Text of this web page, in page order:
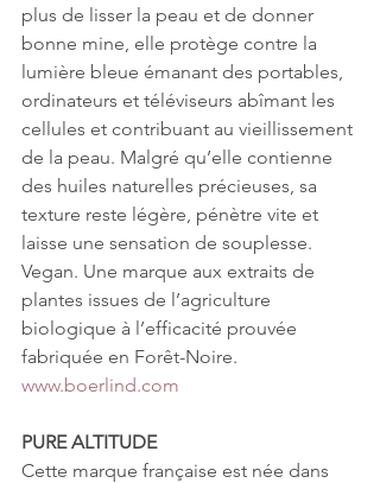
plus de lisser la peau et de donner
bonne mine, elle protège contre la
lumière bleue émanant des portables,
ordinateurs et téléviseurs abîmant les
cellules et contribuant au vieillissement
de la peau. Malgré qu’elle contienne
des huiles naturelles précieuses, sa
texture reste légère, pénètre vite et
laisse une sensation de souplesse.
Vegan. Une marque aux extraits de
plantes issues de l’agriculture
biologique à l’efficacité prouvée
fabriquée en Forêt-Noire.
www.boerlind.com
PURE ALTITUDE
Cette marque française est née dans